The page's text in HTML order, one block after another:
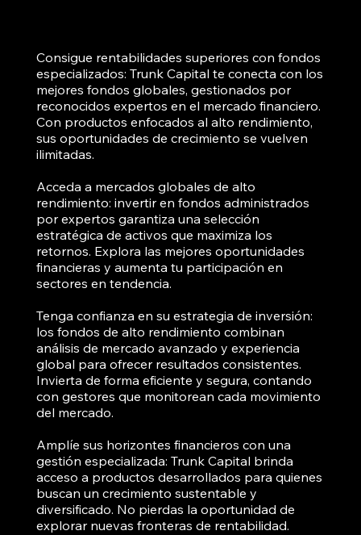
Consigue rentabilidades superiores con fondos
especializados: Trunk Capital te conecta con los
mejores fondos globales, gestionados por
reconocidos expertos en el mercado financiero.
Con productos enfocados al alto rendimiento,
sus oportunidades de crecimiento se vuelven
ilimitadas.
Acceda a mercados globales de alto
rendimiento: invertir en fondos administrados
por expertos garantiza una selección
estratégica de activos que maximiza los
retornos. Explora las mejores oportunidades
financieras y aumenta tu participación en
sectores en tendencia.
Tenga confianza en su estrategia de inversión:
los fondos de alto rendimiento combinan
análisis de mercado avanzado y experiencia
global para ofrecer resultados consistentes.
Invierta de forma eficiente y segura, contando
con gestores que monitorean cada movimiento
del mercado.
Amplíe sus horizontes financieros con una
gestión especializada: Trunk Capital brinda
acceso a productos desarrollados para quienes
buscan un crecimiento sustentable y
diversificado. No pierdas la oportunidad de
explorar nuevas fronteras de rentabilidad.